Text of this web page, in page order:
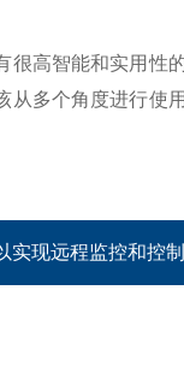
高智能和实用性
从多个角度进行使
实现远程监控和控制